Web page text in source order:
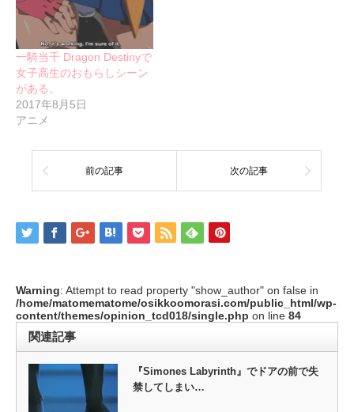
一騎当千 Dragon Destinyで
女子高生のおもらしシーン
がある。
2017年8月5日
アニメ
前の記事 次の記事
Warning: Attempt to read property "show_author" on false in
/home/matomematome/osikkoomorasi.com/public_html/wp-
content/themes/opinion_tcd018/single.php on line 84
関連記事
『Simones Labyrinth』でドアの前で失
禁してしまい…